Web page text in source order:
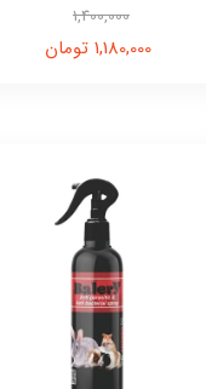
1,400,000
1,180,000 تومان